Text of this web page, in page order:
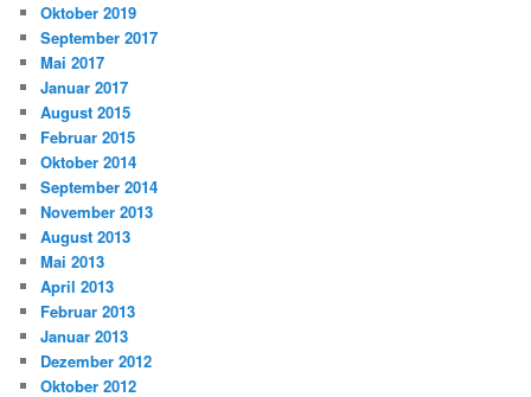
Oktober 2019
September 2017
Mai 2017
Januar 2017
August 2015
Februar 2015
Oktober 2014
September 2014
November 2013
August 2013
Mai 2013
April 2013
Februar 2013
Januar 2013
Dezember 2012
Oktober 2012